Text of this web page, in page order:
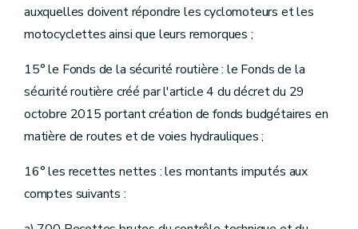
auxquelles doivent répondre les cyclomoteurs et les
motocyclettes ainsi que leurs remorques ;
15° le Fonds de la sécurité routière : le Fonds de la
sécurité routière créé par l'article 4 du décret du 29
octobre 2015 portant création de fonds budgétaires en
matière de routes et de voies hydrauliques ;
16° les recettes nettes : les montants imputés aux
comptes suivants :